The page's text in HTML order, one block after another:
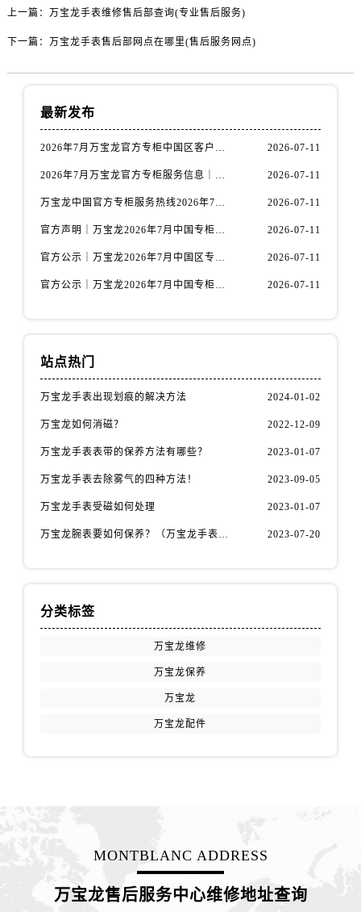
福建省南平市建阳区人民西路万国售后服务中心（需提前预约）
江西省上饶市信州区滨江西路万国售后服务中心（需提前预约）
上一篇： 万宝龙手表维修售后部查询(专业售后服务)
下一篇： 万宝龙手表售后部网点在哪里(售后服务网点)
最新发布
2026年7月万宝龙官方专柜中国区客户服务热线｜专柜信息+客服攻略 2026-07-11
2026年7月万宝龙官方专柜服务信息｜中国区专柜客服电话+官方热线双公开 2026-07-11
万宝龙中国官方专柜服务热线2026年7月最新整理｜专柜信息+客服电话全攻略 2026-07-11
官方声明｜万宝龙2026年7月中国专柜客户服务电话核验，专柜信息准确 2026-07-11
官方公示｜万宝龙2026年7月中国区专柜客服热线已更新，专柜信息全公开 2026-07-11
官方公示｜万宝龙2026年7月中国专柜服务热线升级公告（附专柜信息） 2026-07-11
站点热门
万宝龙手表出现划痕的解决方法 2024-01-02
万宝龙如何消磁？ 2022-12-09
万宝龙手表表带的保养方法有哪些？ 2023-01-07
万宝龙手表去除雾气的四种方法！ 2023-09-05
万宝龙手表受磁如何处理 2023-01-07
万宝龙腕表要如何保养？（万宝龙手表保养方法！） 2023-07-20
分类标签
万宝龙维修
万宝龙保养
万宝龙
万宝龙配件
MONTBLANC ADDRESS
万宝龙售后服务中心维修地址查询